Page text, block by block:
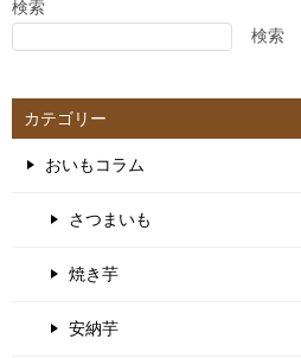
検索
検索
カテゴリー
おいもコラム
さつまいも
焼き芋
安納芋